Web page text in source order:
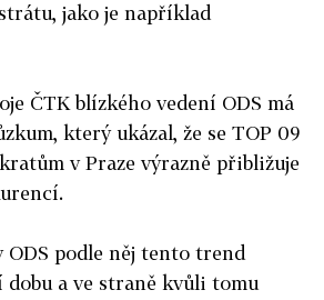
jako je například
ČTK blízkého vedení ODS má
který ukázal, že se TOP 09
v Praze výrazně přibližuje
podle něj tento trend
dobu a ve straně kvůli tomu